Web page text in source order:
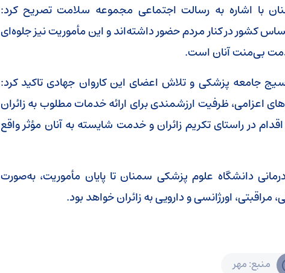
با اشاره به رسالت اجتماعی مجموعه سلامت تصریح کرد:
کشور در کنار مردم حضور داشته‌اند و این مأموریت نیز جلوه‌ای
بی‌منت آنان است.
جامعه پزشکی و تلاش اعضای این کاروان جهادی تاکید کرد:
اعزامی، ظرفیت ارزشمندی برای ارائه خدمات مطلوب به زائران
در راستای تکریم زائران و خدمت شایسته به آنان مؤثر واقع
دانشگاه علوم پزشکی سمنان تا پایان مأموریت، به‌صورت
مراقبتی، اورژانسی و دارویی به زائران خواهد بود.
منبع: مهر